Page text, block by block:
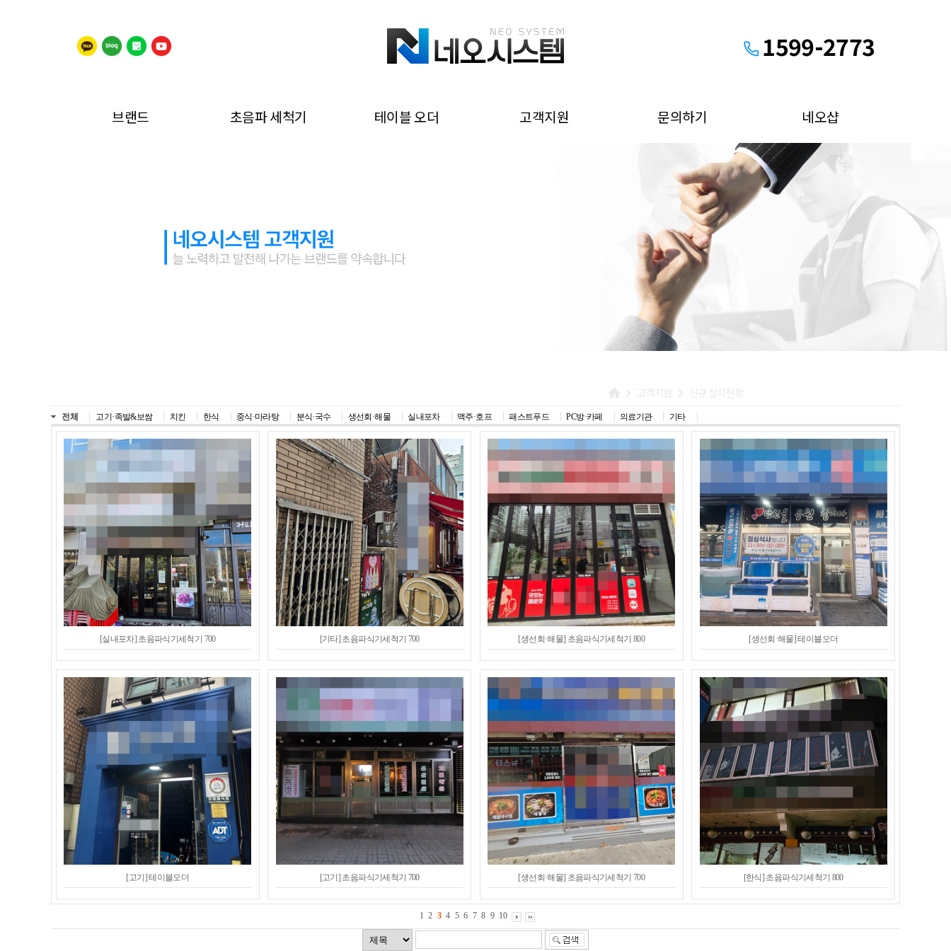
1599-2773
브랜드 초음파 세척기 테이블 오더 고객지원 문의하기 네오샵
전체 고기·족발&보쌈 치킨 한식 중식·마라탕 분식·국수 생선회·해물 실내포차 맥주·호프 패스트푸드 PC방·카페 의료기관 기타
[실내포차] 초음파식기세척기 700 [기타] 초음파식기세척기 700 [생선회·해물] 초음파식기세척기 800 [생선회·해물] 테이블오더
[고기] 테이블오더 [고기] 초음파식기세척기 700 [생선회·해물] 초음파식기세척기 700 [한식] 초음파식기세척기 800
1 2 3 4 5 6 7 8 9 10